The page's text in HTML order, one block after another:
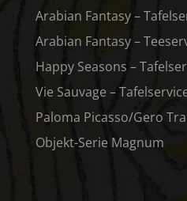
Arabian Fantasy –
Arabian Fantasy –
Happy Seasons –
Vie Sauvage –
Paloma Picasso/Gero
Objekt-Serie Magnum